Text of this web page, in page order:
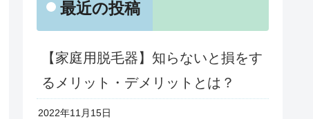
最近の投稿
【家庭用脱毛器】知らないと損をす
るメリット・デメリットとは？
2022年11月15日